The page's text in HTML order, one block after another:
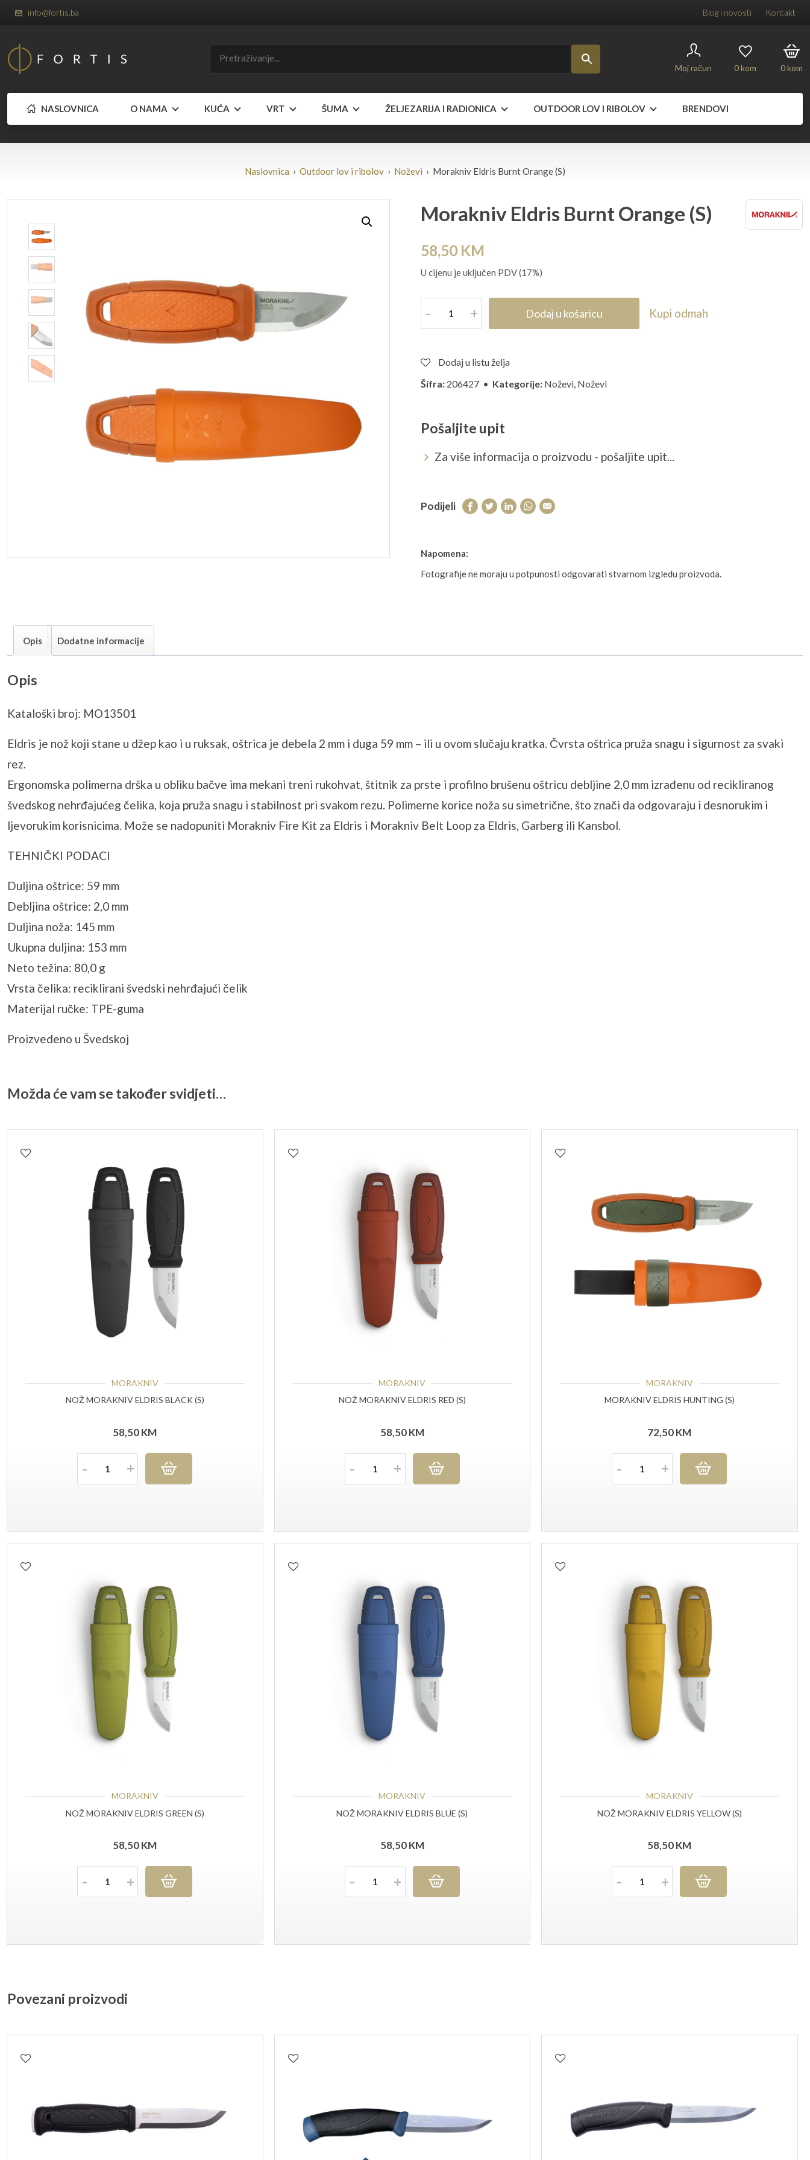
info@fortis.ba Blog i novosti Kontakt
Moj račun 0kom 0kom
NASLOVNICA O NAMA KUĆA VRT ŠUMA ŽELJEZARIJA I RADIONICA OUTDOOR LOV I RIBOLOV BRENDOVI
Naslovnica › Outdoor lov i ribolov › Noževi › Morakniv Eldris Burnt Orange (S)
Morakniv Eldris Burnt Orange (S)
58,50 KM
U cijenu je uključen PDV (17%)
Količina Dodaj u košaricu Kupi odmah
Dodaj u listu želja
Šifra: 206427 • Kategorije: Noževi, Noževi
Pošaljite upit
Za više informacija o proizvodu - pošaljite upit...
Podijeli
Napomena:
Fotografije ne moraju u potpunosti odgovarati stvarnom izgledu proizvoda.
Opis Dodatne informacije
Opis
Kataloški broj: MO13501
Eldris je nož koji stane u džep kao i u ruksak, oštrica je debela 2 mm i duga 59 mm – ili u ovom slučaju kratka. Čvrsta oštrica pruža snagu i sigurnost za svaki
rez.
Ergonomska polimerna drška u obliku bačve ima mekani treni rukohvat, štitnik za prste i profilno brušenu oštricu debljine 2,0 mm izrađenu od recikliranog
švedskog nehrđajućeg čelika, koja pruža snagu i stabilnost pri svakom rezu. Polimerne korice noža su simetrične, što znači da odgovaraju i desnorukim i
ljevorukim korisnicima. Može se nadopuniti Morakniv Fire Kit za Eldris i Morakniv Belt Loop za Eldris, Garberg ili Kansbol.
TEHNIČKI PODACI
Duljina oštrice: 59 mm
Debljina oštrice: 2,0 mm
Duljina noža: 145 mm
Ukupna duljina: 153 mm
Neto težina: 80,0 g
Vrsta čelika: reciklirani švedski nehrđajući čelik
Materijal ručke: TPE-guma
Proizvedeno u Švedskoj
Možda će vam se također svidjeti…
MORAKNIV
NOŽ MORAKNIV ELDRIS BLACK (S)
58,50KM
Količina
MORAKNIV
NOŽ MORAKNIV ELDRIS RED (S)
58,50KM
Količina
MORAKNIV
MORAKNIV ELDRIS HUNTING (S)
72,50KM
Količina
MORAKNIV
NOŽ MORAKNIV ELDRIS GREEN (S)
58,50KM
Količina
MORAKNIV
NOŽ MORAKNIV ELDRIS BLUE (S)
58,50KM
Količina
MORAKNIV
NOŽ MORAKNIV ELDRIS YELLOW (S)
58,50KM
Količina
Povezani proizvodi